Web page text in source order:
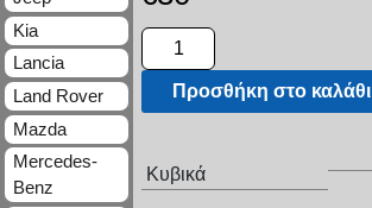
Προσθήκη στο καλάθι
Κυβικά
Kia
Lancia
Land Rover
Mazda
Mercedes-
Benz